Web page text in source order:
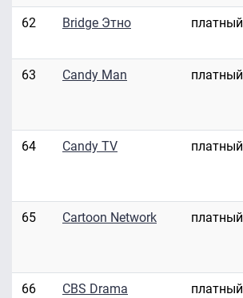
62 Bridge Этно платный
63 Candy Man платный
64 Candy TV платный
65 Cartoon Network платный
66 CBS Drama платный